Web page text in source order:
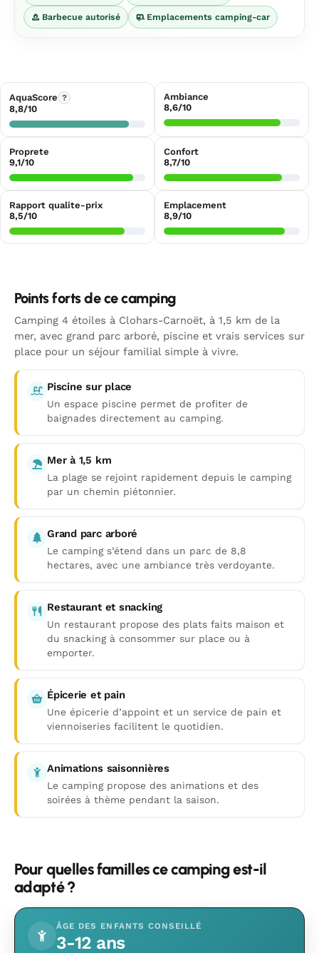
Barbecue autorisé Emplacements camping-car
AquaScore ?
8,8/10
Ambiance
8,6/10
Proprete
9,1/10
Confort
8,7/10
Rapport qualite-prix
8,5/10
Emplacement
8,9/10
Points forts de ce camping
Camping 4 étoiles à Clohars-Carnoët, à 1,5 km de la
mer, avec grand parc arboré, piscine et vrais services sur
place pour un séjour familial simple à vivre.
Piscine sur place
Un espace piscine permet de profiter de
baignades directement au camping.
Mer à 1,5 km
La plage se rejoint rapidement depuis le camping
par un chemin piétonnier.
Grand parc arboré
Le camping s’étend dans un parc de 8,8
hectares, avec une ambiance très verdoyante.
Restaurant et snacking
Un restaurant propose des plats faits maison et
du snacking à consommer sur place ou à
emporter.
Épicerie et pain
Une épicerie d’appoint et un service de pain et
viennoiseries facilitent le quotidien.
Animations saisonnières
Le camping propose des animations et des
soirées à thème pendant la saison.
Pour quelles familles ce camping est-il
adapté ?
ÂGE DES ENFANTS CONSEILLÉ
3-12 ans